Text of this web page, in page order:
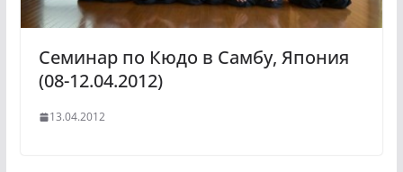
Семинар по Кюдо в Самбу, Япония
(08-12.04.2012)
13.04.2012